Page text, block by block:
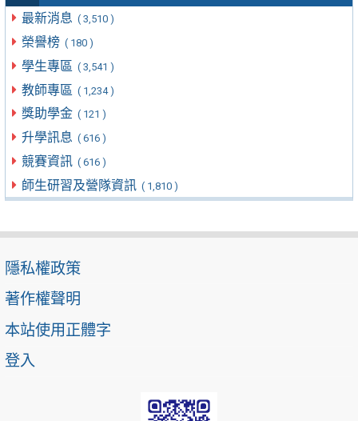
最新消息 ( 3,510 )
榮譽榜 ( 180 )
學生專區 ( 3,541 )
教師專區 ( 1,234 )
獎助學金 ( 121 )
升學訊息 ( 616 )
競賽資訊 ( 616 )
師生研習及營隊資訊 ( 1,810 )
隱私權政策
著作權聲明
本站使用正體字
登入